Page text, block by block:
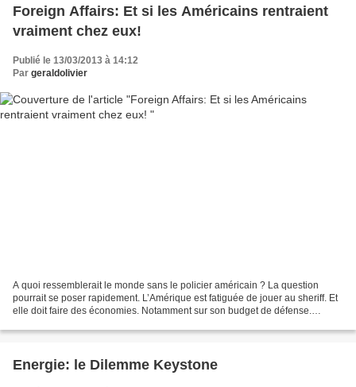
Foreign Affairs: Et si les Américains rentraient
vraiment chez eux!
Publié le 13/03/2013 à 14:12
Par geraldolivier
A quoi ressemblerait le monde sans le policier américain ? La question
pourrait se poser rapidement. L’Amérique est fatiguée de jouer au sheriff. Et
elle doit faire des économies. Notamment sur son budget de défense.
Energie: le Dilemme Keystone